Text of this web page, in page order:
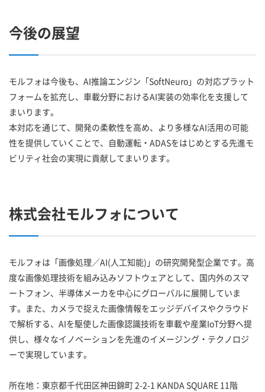
今後の展望
モルフォは今後も、AI推論エンジン「SoftNeuro」の対応プラット
フォームを拡充し、車載分野におけるAI実装の効率化を支援して
まいります。
本対応を通じて、開発の柔軟性を高め、より多様なAI活用の可能
性を提供していくことで、自動運転・ADASをはじめとする先進モ
ビリティ社会の実現に貢献してまいります。
株式会社モルフォについて
モルフォは「画像処理／AI(人工知能)」の研究開発型企業です。高
度な画像処理技術を組み込みソフトウェアとして、国内外のスマ
ートフォン、半導体メーカを中心にグローバルに展開していま
す。また、カメラで捉えた画像情報をエッジデバイスやクラウド
で解析する、AIを駆使した画像認識技術を車載や産業IoT分野へ提
供し、様々なイノベーションを先進のイメージング・テクノロジ
ーで実現しています。
所在地：東京都千代田区神田錦町 2-2-1 KANDA SQUARE 11階